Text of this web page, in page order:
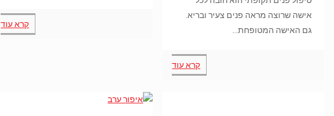
אישה שרוצה מראה פנים צעיר ובריא.
גם האישה המטופחת…
קרא עוד
קרא עוד